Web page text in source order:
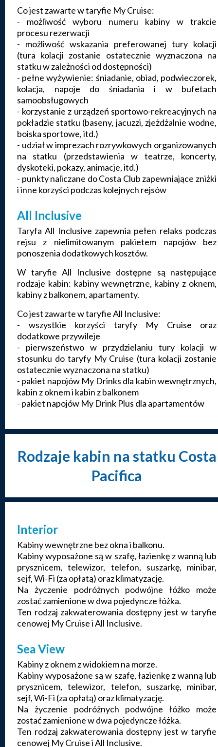
Co jest zawarte w taryfie My Cruise:
- możliwość wyboru numeru kabiny w trakcie
procesu rezerwacji
- możliwość wskazania preferowanej tury kolacji
(tura kolacji zostanie ostatecznie wyznaczona na
statku w zależności od dostępności)
- pełne wyżywienie: śniadanie, obiad, podwieczorek,
kolacja, napoje do śniadania i w bufetach
samoobsługowych
- korzystanie z urządzeń sportowo-rekreacyjnych na
pokładzie statku (baseny, jacuzzi, zjeżdżalnie wodne,
boiska sportowe, itd.)
- udział w imprezach rozrywkowych organizowanych
na statku (przedstawienia w teatrze, koncerty,
dyskoteki, pokazy, animacje, itd.)
- punkty naliczane do Costa Club zapewniające zniżki
i inne korzyści podczas kolejnych rejsów
All Inclusive
Taryfa All Inclusive zapewnia pełen relaks podczas
rejsu z nielimitowanym pakietem napojów bez
ponoszenia dodatkowych kosztów.
W taryfie All Inclusive dostępne są następujące
rodzaje kabin: kabiny wewnętrzne, kabiny z oknem,
kabiny z balkonem, apartamenty.
Co jest zawarte w taryfie All Inclusive:
- wszystkie korzyści taryfy My Cruise oraz
dodatkowe przywileje
- pierwszeństwo w przydzielaniu tury kolacji w
stosunku do taryfy My Cruise (tura kolacji zostanie
ostatecznie wyznaczona na statku)
- pakiet napojów My Drinks dla kabin wewnętrznych,
kabin z oknem i kabin z balkonem
- pakiet napojów My Drink Plus dla apartamentów
Rodzaje kabin na statku Costa
Pacifica
Interior
Kabiny wewnętrzne bez okna i balkonu.
Kabiny wyposażone są w szafę, łazienkę z wanną lub
prysznicem, telewizor, telefon, suszarkę, minibar,
sejf, Wi-Fi (za opłatą) oraz klimatyzację.
Na życzenie podróżnych podwójne łóżko może
zostać zamienione w dwa pojedyncze łóżka.
Ten rodzaj zakwaterowania dostępny jest w taryfie
cenowej My Cruise i All Inclusive.
Sea View
Kabiny z oknem z widokiem na morze.
Kabiny wyposażone są w szafę, łazienkę z wanną lub
prysznicem, telewizor, telefon, suszarkę, minibar,
sejf, Wi-Fi (za opłatą) oraz klimatyzację.
Na życzenie podróżnych podwójne łóżko może
zostać zamienione w dwa pojedyncze łóżka.
Ten rodzaj zakwaterowania dostępny jest w taryfie
cenowej My Cruise i All Inclusive.